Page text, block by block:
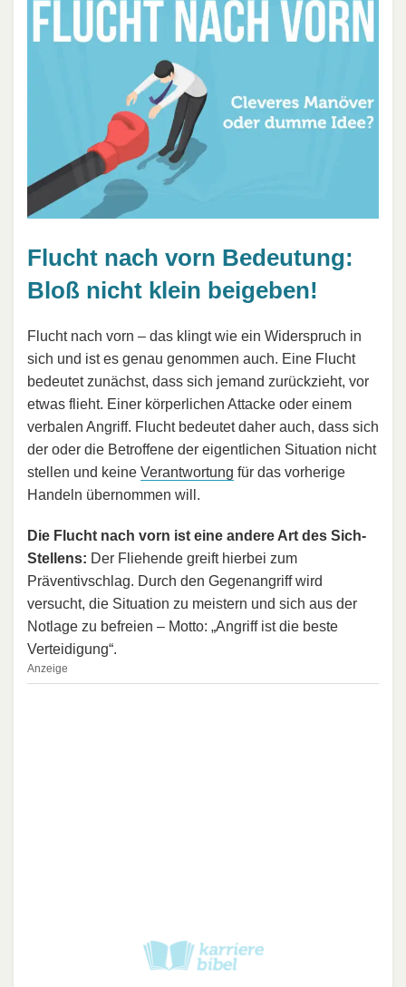
Flucht nach vorn Bedeutung:
Bloß nicht klein beigeben!
Flucht nach vorn – das klingt wie ein Widerspruch in
sich und ist es genau genommen auch. Eine Flucht
bedeutet zunächst, dass sich jemand zurückzieht, vor
etwas flieht. Einer körperlichen Attacke oder einem
verbalen Angriff. Flucht bedeutet daher auch, dass sich
der oder die Betroffene der eigentlichen Situation nicht
stellen und keine Verantwortung für das vorherige
Handeln übernommen will.
Die Flucht nach vorn ist eine andere Art des Sich-
Stellens: Der Fliehende greift hierbei zum
Präventivschlag. Durch den Gegenangriff wird
versucht, die Situation zu meistern und sich aus der
Notlage zu befreien – Motto: „Angriff ist die beste
Verteidigung“.
Anzeige